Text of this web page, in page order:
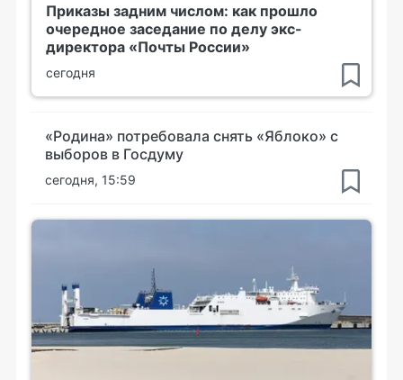
Приказы задним числом: как прошло
очередное заседание по делу экс-
директора «Почты России»
сегодня
«Родина» потребовала снять «Яблоко» с
выборов в Госдуму
сегодня, 15:59